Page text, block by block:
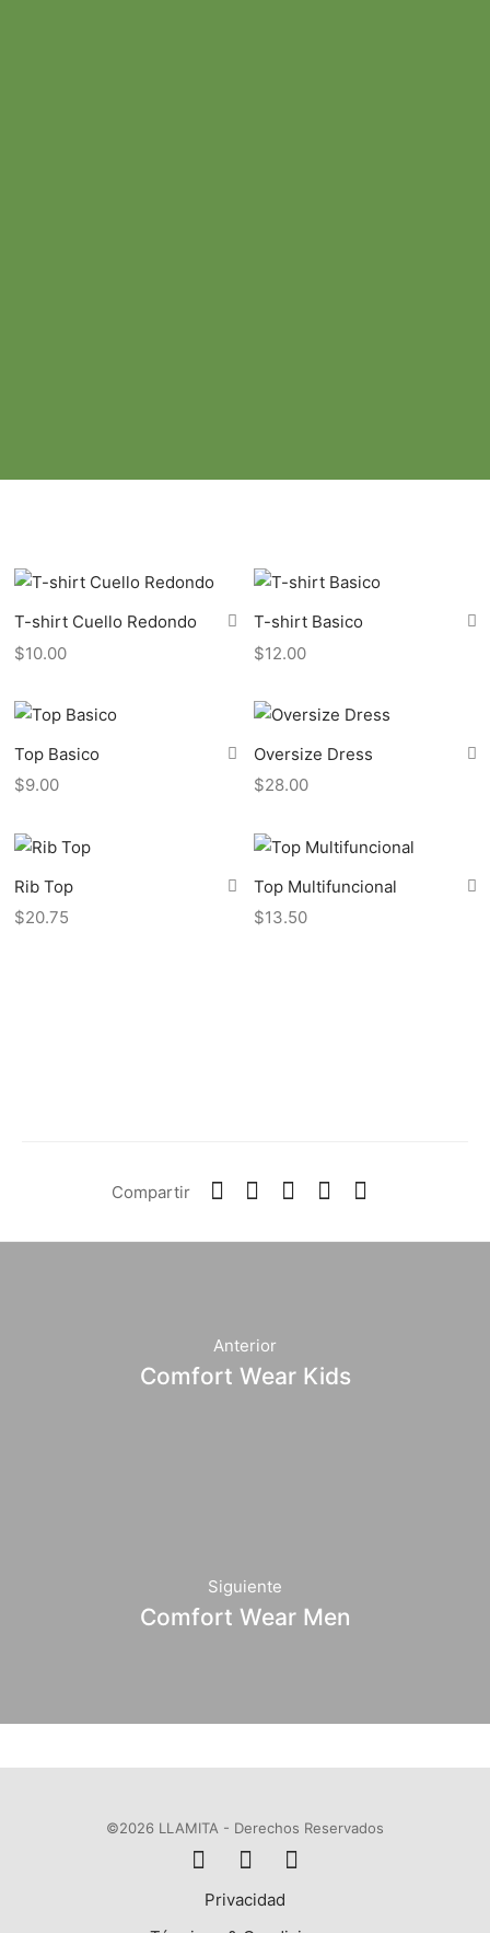
T-shirt Cuello Redondo
$10.00
T-shirt Basico
$12.00
Top Basico
$9.00
Oversize Dress
$28.00
Rib Top
$20.75
Top Multifuncional
$13.50
Compartir
Anterior
Comfort Wear Kids
Siguiente
Comfort Wear Men
©2026 LLAMITA - Derechos Reservados
Privacidad